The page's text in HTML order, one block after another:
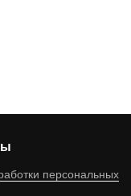
персональных